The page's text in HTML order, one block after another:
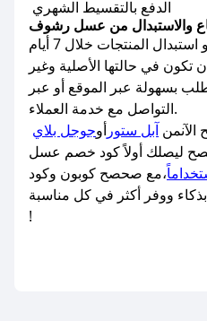
الدفع بالتقسيط الشهري
مع رشوف، يمكنك إرجاع أو استبدال المنتجات خلال 7 أيام
في حالتها الأصلية وغير
بسهولة عبر الموقع أو عبر
التواصل مع خدمة العملاء.
آبل ستور أوجوجل بلاي
ليصلك أولاً كود خصم عسل
،مع صحصح كوبون وكود
ووفر أكثر في كل مناسبة
!